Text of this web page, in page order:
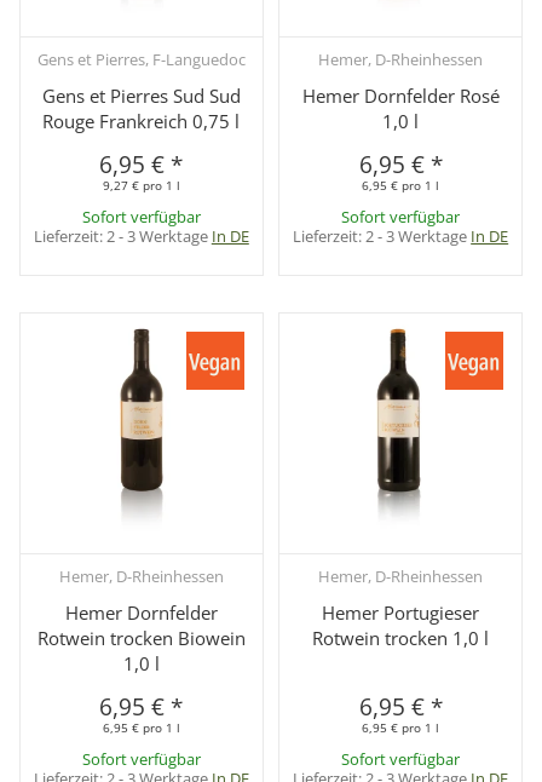
Gens et Pierres, F-Languedoc
Gens et Pierres Sud Sud
Rouge Frankreich 0,75 l
6,95 € *
9,27 € pro 1 l
Sofort verfügbar
Lieferzeit:2 - 3 Werktage In DE
Hemer, D-Rheinhessen
Hemer Dornfelder Rosé
1,0 l
6,95 € *
6,95 € pro 1 l
Sofort verfügbar
Lieferzeit:2 - 3 Werktage In DE
Hemer, D-Rheinhessen
Hemer Dornfelder
Rotwein trocken Biowein
1,0 l
6,95 € *
6,95 € pro 1 l
Sofort verfügbar
Hemer, D-Rheinhessen
Hemer Portugieser
Rotwein trocken 1,0 l
6,95 € *
6,95 € pro 1 l
Sofort verfügbar